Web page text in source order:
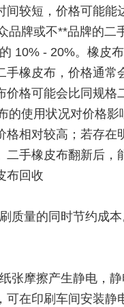
间较短，价格可能能
牌或不**品牌的二
10% - 20%。橡皮
手橡皮布，价格通常
价格可能会比同规格
的使用状况对价格影
相对较高；若存在
二手橡皮布翻新后，
布回收
质量的同时节约成
张摩擦产生静电，
可在印刷车间安装静